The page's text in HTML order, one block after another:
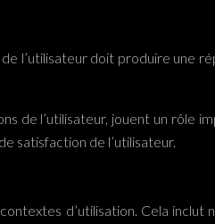
l’utilisateur doit produire une
de l’utilisateur, jouent un rôle
satisfaction de l’utilisateur.
d’utilisation. Cela inclut